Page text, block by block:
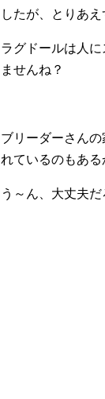
したが、とりあ
ラグドールは人
ませんね？
ブリーダーさん
れているのもある
う～ん、大丈夫だ